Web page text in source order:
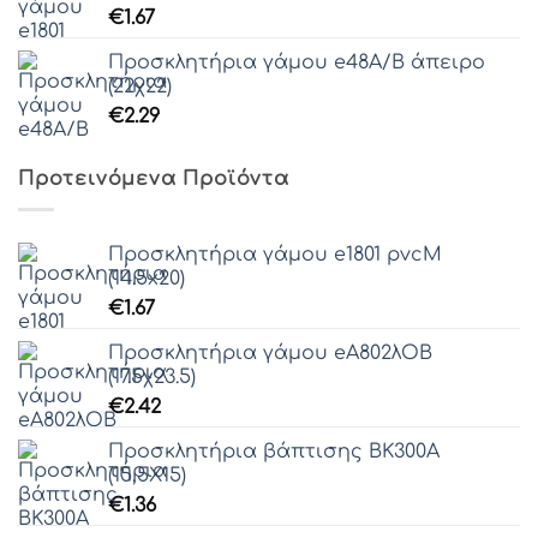
Γραμματοσειρά 48
Γραμματοσειρά 49
Γραμματοσειρά 50
Γραμματοσειρά 51
Γραμματοσειρά 52
Γραμματοσειρά 53
Γραμματοσειρά 54
€1.67
Προσκλητήρια γάμου e48Α/Β άπειρο
(22χ22)
€2.29
Προτεινόμενα Προϊόντα
Προσκλητήρια γάμου e1801 pvcM
(14.5x20)
€1.67
Προσκλητήρια γάμου eΑ802λΟΒ
(17.5χ23.5)
€2.42
Προσκλητήρια βάπτισης ΒΚ300Α
(15,5Χ15)
€1.36